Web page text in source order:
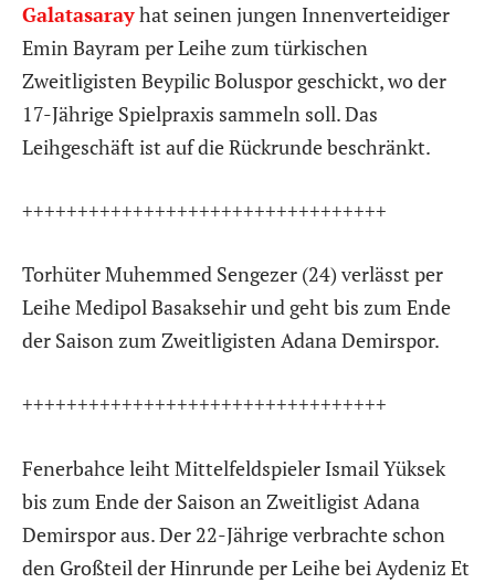
Galatasarayhat seinen jungen Innenverteidiger
Emin Bayram per Leihe zum türkischen
Zweitligisten Beypilic Boluspor geschickt, wo der
17-Jährige Spielpraxis sammeln soll. Das
Leihgeschäft ist auf die Rückrunde beschränkt.
+++++++++++++++++++++++++++++++++
Torhüter Muhemmed Sengezer (24) verlässt per
Leihe Medipol Basaksehir und geht bis zum Ende
der Saison zum Zweitligisten Adana Demirspor.
+++++++++++++++++++++++++++++++++
Fenerbahce leiht Mittelfeldspieler Ismail Yüksek
bis zum Ende der Saison an Zweitligist Adana
Demirspor aus. Der 22-Jährige verbrachte schon
den Großteil der Hinrunde per Leihe bei Aydeniz Et